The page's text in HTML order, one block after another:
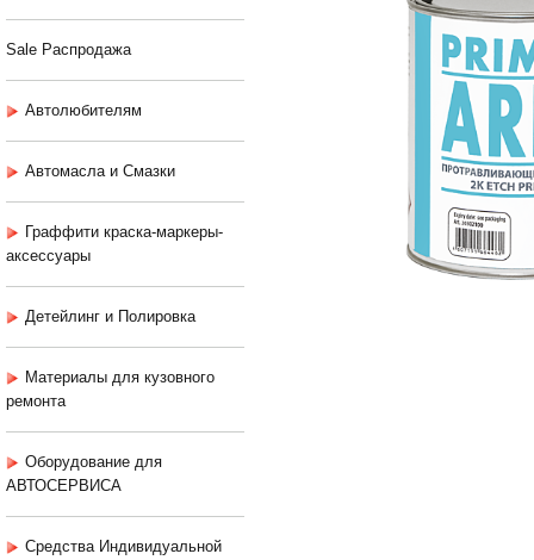
Sale Распродажа
Автолюбителям
Автомасла и Смазки
Граффити краска-маркеры-
аксессуары
Детейлинг и Полировка
Материалы для кузовного
ремонта
Оборудование для
АВТОСЕРВИСА
Средства Индивидуальной